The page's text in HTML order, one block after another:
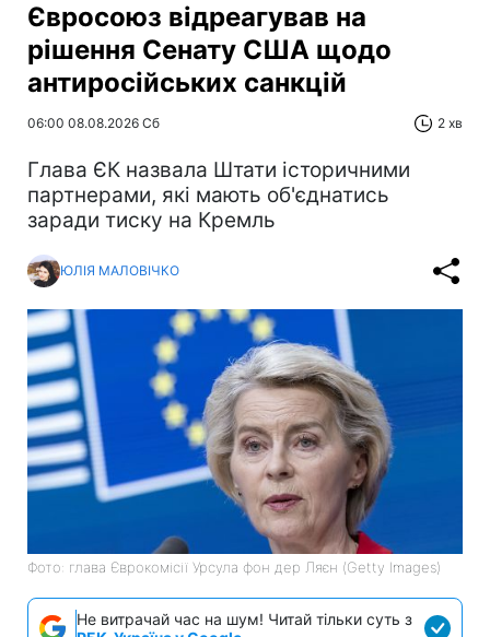
Євросоюз відреагував на
рішення Сенату США щодо
антиросійських санкцій
06:00 08.08.2026 Сб 2 хв
Глава ЄК назвала Штати історичними
партнерами, які мають об'єднатись
заради тиску на Кремль
ЮЛІЯ МАЛОВІЧКО
Фото: глава Єврокомісії Урсула фон дер Ляєн (Getty Images)
Не витрачай час на шум! Читай тільки суть з